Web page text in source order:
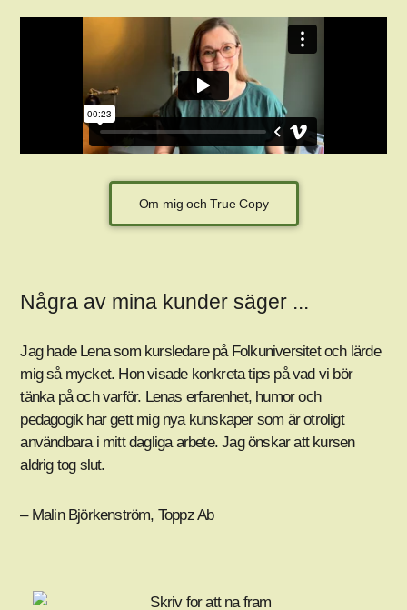
Om mig och True Copy
Några av mina kunder säger ...
Jag hade Lena som kursledare på Folkuniversitet och lärde
mig så mycket. Hon visade konkreta tips på vad vi bör
tänka på och varför. Lenas erfarenhet, humor och
pedagogik har gett mig nya kunskaper som är otroligt
användbara i mitt dagliga arbete. Jag önskar att kursen
aldrig tog slut.
– Malin Björkenström, Toppz Ab